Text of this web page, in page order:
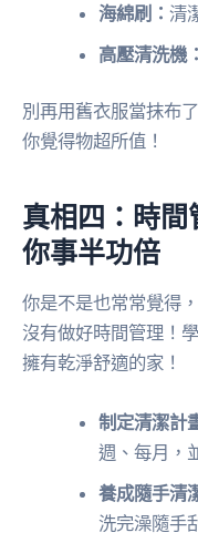
海綿刷：清
高壓清洗機
別再用舊衣服當抹布
你覺得物超所值！
真相四：時
你事半功倍
你是不是也常常覺得
沒有做好時間管理！
擁有乾淨舒適的家！
制定清潔計
週、每月，
養成隨手清
洗完澡隨手